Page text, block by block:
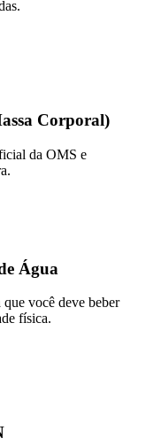
Corporal)
da OMS e
Água
você deve beber
física.